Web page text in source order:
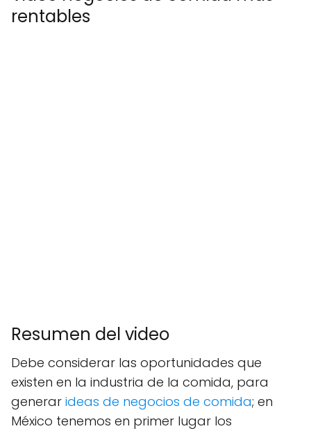
rentables
Resumen del video
Debe considerar las oportunidades que
existen en la industria de la comida, para
generar ideas de negocios de comida; en
México tenemos en primer lugar los